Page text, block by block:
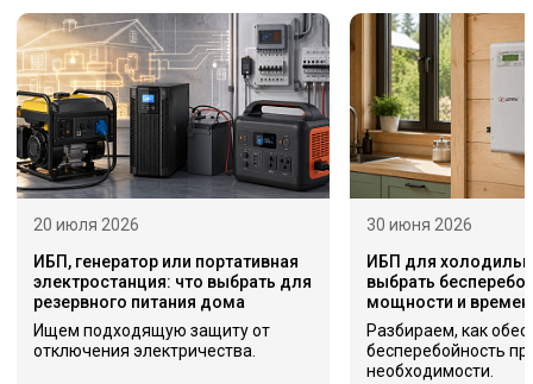
20 июля 2026
ИБП, генератор или портативная
электростанция: что выбрать для
резервного питания дома
Ищем подходящую защиту от
отключения электричества.
30 июня 2026
ИБП для
выбрать
мощности и
Разбираем, как
бесперебойность
необходимости.